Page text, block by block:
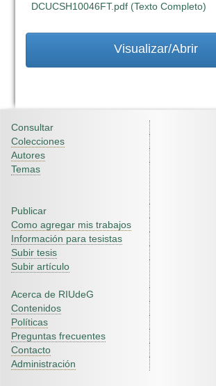
DCUCSH10046FT.pdf (Texto Completo)
Visualizar/Abrir
Consultar
Colecciones
Autores
Temas
Publicar
Como agregar mis trabajos
Información para tesistas
Subir tesis
Subir artículo
Acerca de RIUdeG
Contenidos
Políticas
Preguntas frecuentes
Contacto
Administración